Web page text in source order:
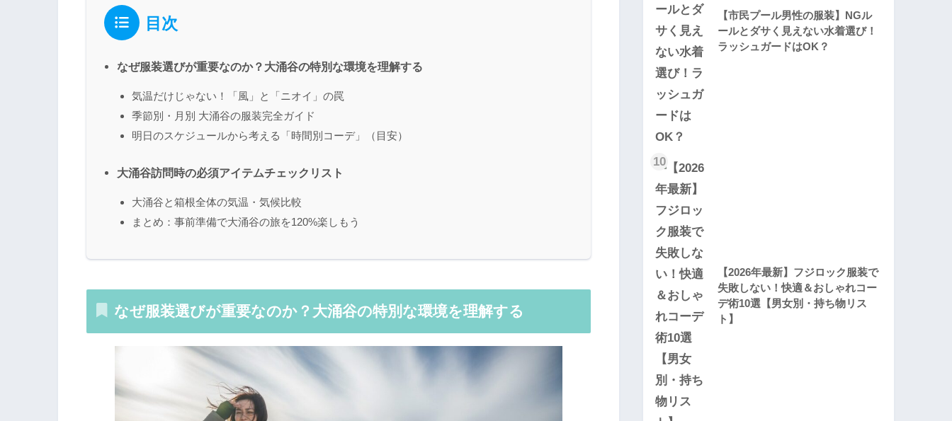
目次
なぜ服装選びが重要なのか？大涌谷の特別な環境を理解する
気温だけじゃない！「風」と「ニオイ」の罠
季節別・月別 大涌谷の服装完全ガイド
明日のスケジュールから考える「時間別コーデ」（目安）
大涌谷訪問時の必須アイテムチェックリスト
大涌谷と箱根全体の気温・気候比較
まとめ：事前準備で大涌谷の旅を120%楽しもう
なぜ服装選びが重要なのか？大涌谷の特別な環境を理解する
【市民プール男性の服装】NGル
ールとダサく見えない水着選び！
ラッシュガードはOK？
10
【2026年最新】フジロック服装で
失敗しない！快適＆おしゃれコー
デ術10選【男女別・持ち物リス
ト】